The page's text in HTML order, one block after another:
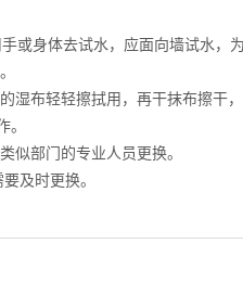
身体去试水，应面向墙试水，为
布轻轻擦拭用，再干抹布擦干，
部门的专业人员更换。
及时更换。